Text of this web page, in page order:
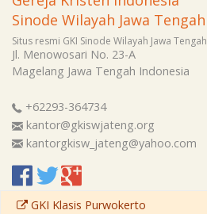
Sinode Wilayah Jawa Tengah
Situs resmi GKI Sinode Wilayah Jawa Tengah
Jl. Menowosari No. 23-A
Magelang Jawa Tengah Indonesia
+62293-364734
kantor@gkiswjateng.org
kantorgkisw_jateng@yahoo.com
GKI Klasis Purwokerto